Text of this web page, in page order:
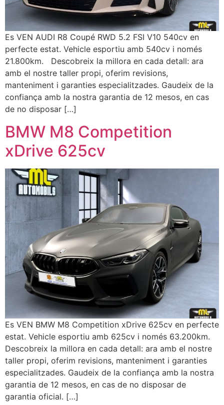
Es VEN AUDI R8 Coupé RWD 5.2 FSI V10 540cv en
perfecte estat. Vehicle esportiu amb 540cv i només
21.800km. Descobreix la millora en cada detall: ara
amb el nostre taller propi, oferim revisions,
manteniment i garanties especialitzades. Gaudeix de la
confiança amb la nostra garantia de 12 mesos, en cas
de no disposar […]
BMW M8 Competition
xDrive 625cv
Es VEN BMW M8 Competition xDrive 625cv en perfecte
estat. Vehicle esportiu amb 625cv i només 63.200km.
Descobreix la millora en cada detall: ara amb el nostre
taller propi, oferim revisions, manteniment i garanties
especialitzades. Gaudeix de la confiança amb la nostra
garantia de 12 mesos, en cas de no disposar de
garantia oficial. […]